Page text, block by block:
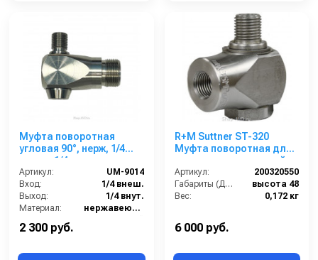
Муфта поворотная
угловая 90°, нерж, 1/4
внеш. -1/4 внут.
Артикул:
UM-9014
Вход:
1/4 внеш.
Выход:
1/4 внут.
Материал:
нержавеющая сталь
Страна-производитель:
2 300 руб.
R+M Suttner ST-320
Муфта поворотная для
потолочных консолей
Артикул:
200320550
Габариты (ДхШхВ):
высота 48
Вес:
0,172 кг
6 000 руб.